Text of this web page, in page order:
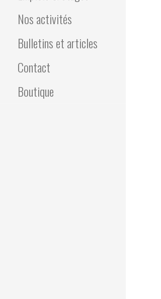
Nos activités
Bulletins et articles
Contact
Boutique